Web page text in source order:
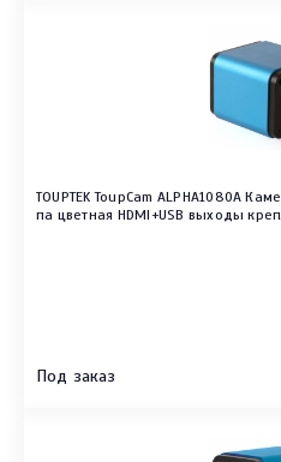
TOUPTEK ToupCam ALPHA1080A
па цветная HDMI+USB выходы
Под заказ